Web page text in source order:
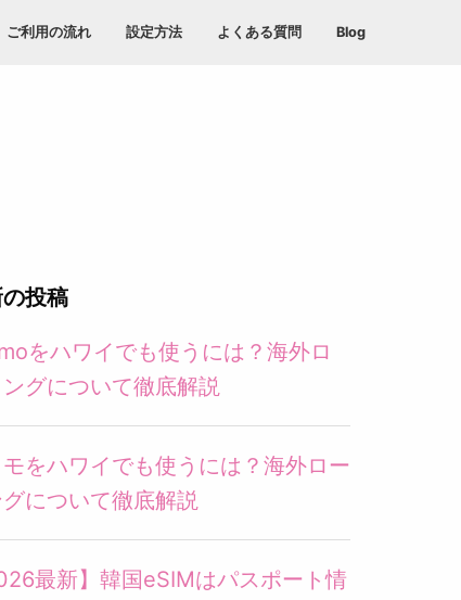
ご利用の流れ 設定方法 よくある質問 Blog
投稿
をハワイでも使うには？海外ロ
グについて徹底解説
モをハワイでも使うには？海外ロー
グについて徹底解説
最新】韓国eSIMはパスポート情